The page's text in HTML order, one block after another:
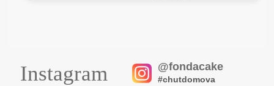
Instagram @fondacake
#chutdomova